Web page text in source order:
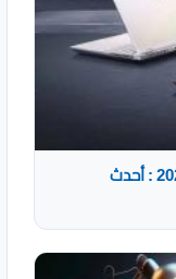
أفضل أجهزة اللاب توب من هونر لعام 2026 : أحدث